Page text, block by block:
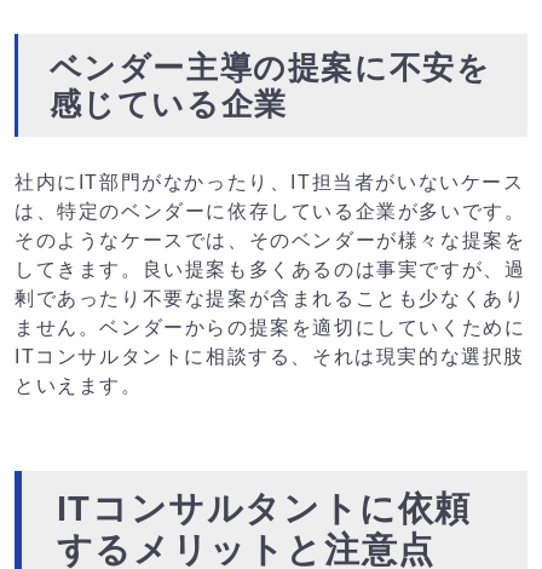
ベンダー主導の提案に不安を
感じている企業
社内にIT部門がなかったり、IT担当者がいないケース
は、特定のベンダーに依存している企業が多いです。
そのようなケースでは、そのベンダーが様々な提案を
してきます。良い提案も多くあるのは事実ですが、過
剰であったり不要な提案が含まれることも少なくあり
ません。ベンダーからの提案を適切にしていくために
ITコンサルタントに相談する、それは現実的な選択肢
といえます。
ITコンサルタントに依頼
するメリットと注意点